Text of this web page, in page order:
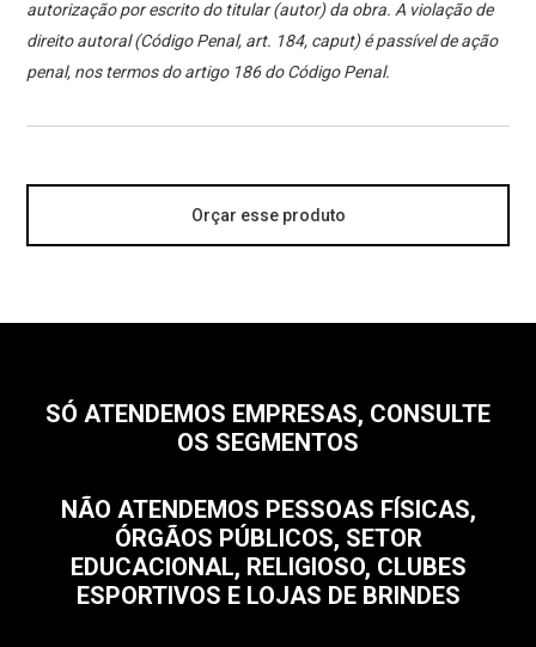
autorização por escrito do titular (autor) da obra. A violação de
direito autoral (Código Penal, art. 184, caput) é passível de ação
penal, nos termos do artigo 186 do Código Penal.
Orçar esse produto
SÓ ATENDEMOS EMPRESAS, CONSULTE
OS SEGMENTOS
NÃO ATENDEMOS PESSOAS FÍSICAS,
ÓRGÃOS PÚBLICOS, SETOR
EDUCACIONAL, RELIGIOSO, CLUBES
ESPORTIVOS E LOJAS DE BRINDES